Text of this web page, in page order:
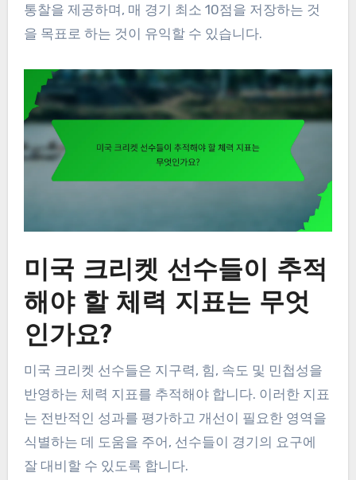
통찰을 제공하며, 매 경기 최소 10점을 저장하는 것
을 목표로 하는 것이 유익할 수 있습니다.
미국 크리켓 선수들이 추적
해야 할 체력 지표는 무엇
인가요?
미국 크리켓 선수들은 지구력, 힘, 속도 및 민첩성을
반영하는 체력 지표를 추적해야 합니다. 이러한 지표
는 전반적인 성과를 평가하고 개선이 필요한 영역을
식별하는 데 도움을 주어, 선수들이 경기의 요구에
잘 대비할 수 있도록 합니다.